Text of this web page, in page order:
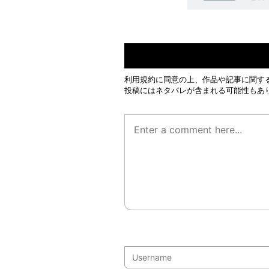
利用規約に同意の上、作品や記事に関
投稿にはネタバレが含まれる可能性も